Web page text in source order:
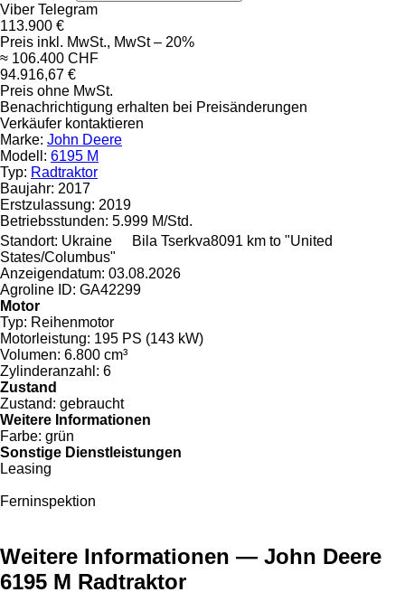
Viber Telegram
113.900 €
Preis inkl. MwSt., MwSt – 20%
≈ 106.400 CHF
94.916,67 €
Preis ohne MwSt.
Benachrichtigung erhalten bei Preisänderungen
Verkäufer kontaktieren
Marke: John Deere
Modell: 6195 M
Typ: Radtraktor
Baujahr: 2017
Erstzulassung: 2019
Betriebsstunden: 5.999 M/Std.
Standort: Ukraine Bila Tserkva8091 km to "United
States/Columbus"
Anzeigendatum: 03.08.2026
Agroline ID: GA42299
Motor
Typ: Reihenmotor
Motorleistung: 195 PS (143 kW)
Volumen: 6.800 cm³
Zylinderanzahl: 6
Zustand
Zustand: gebraucht
Weitere Informationen
Farbe: grün
Sonstige Dienstleistungen
Leasing
Ferninspektion
Weitere Informationen — John Deere
6195 M Radtraktor